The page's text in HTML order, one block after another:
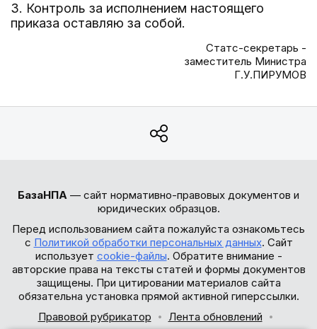
3. Контроль за исполнением настоящего
приказа оставляю за собой.
Статс-секретарь -
заместитель Министра
Г.У.ПИРУМОВ
БазаНПА — сайт нормативно-правовых документов и
юридических образцов.
Перед использованием сайта пожалуйста ознакомьтесь
с Политикой обработки персональных данных. Сайт
использует cookie-файлы. Обратите внимание -
авторские права на тексты статей и формы документов
защищены. При цитировании материалов сайта
обязательна установка прямой активной гиперссылки.
Правовой рубрикатор
Лента обновлений